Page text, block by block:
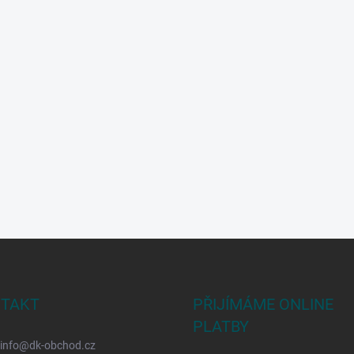
info@dk-obchod.cz
PŘIJÍMÁME ONLINE
PLATBY